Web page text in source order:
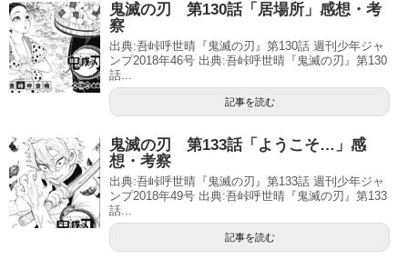
鬼滅の刃 第130話「居場所」感想・考
察
出典:吾峠呼世晴『鬼滅の刃』第130話 週刊少年ジャ
ンプ2018年46号 出典:吾峠呼世晴『鬼滅の刃』第130
話...
記事を読む
鬼滅の刃 第133話「ようこそ…」感
想・考察
出典:吾峠呼世晴『鬼滅の刃』第133話 週刊少年ジャ
ンプ2018年49号 出典:吾峠呼世晴『鬼滅の刃』第133
話...
記事を読む